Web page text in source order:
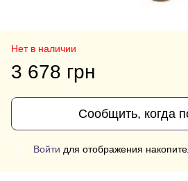
Нет в наличии
3 678 грн
Сообщить, когда
Войти для отображения